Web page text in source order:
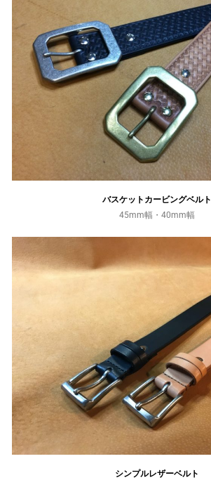
バスケットカービングベルト
45mm幅・40mm幅
シンプルレザーベルト